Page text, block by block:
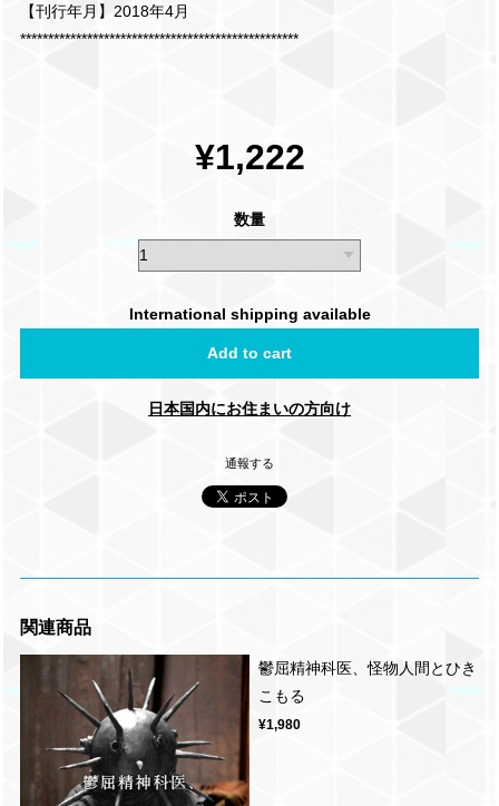
【刊行年月】2018年4月
**************************************************
¥1,222
数量
International shipping available
Add to cart
日本国内にお住まいの方向け
通報する
関連商品
鬱屈精神科医、怪物人間とひき
こもる
¥1,980